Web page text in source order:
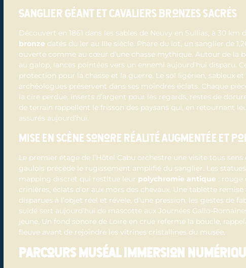
Sanglier géant et cavaliers bronzes sacrés
Découvert en 1861 dans les sables de Neuvy en Sullias, à 30 km
bronze datés du Ier au IIIe siècle. Phare du lot, un sanglier de
ouverte comme au cœur d’une chasse mythique. Autour de la
au galop, lances pointées vers un ennemi aujourd’hui disparu.
protection pour la chasse et la guerre. Le sol ligérien, sableux
archéologues préservent dans ses moindres éclats. Chaque
la cire perdue, inserts d’argent pour les regards, restes de
de terrain rappellent le frisson des paysans qui, en retournant
assurés aujourd’hui.
Mise en scène sonore réalité augmentée et
Le premier étage de l’Hôtel Cabu orchestre une visite tous
gaulois précède le rugissement amplifié du sanglier. Les
mapping discret qui restitue leur polychromie antique : rouge
crinières, éclats d’or aux mors des chevaux. Une tablette remise
disparues à l’objet réel et révèle, d’une pression, les gestes
suidé sert aujourd’hui de mascotte aux Journées Gallo-
jeune. Un fond sonore de Loire en crue referme la boucle,
fleuve avant de rejoindre les vitrines cristallines du musée.
Parcours muséal immersion